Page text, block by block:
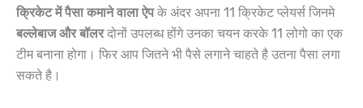
क्रिकेट में पैसा कमाने वाला ऐपके अंदर अपना 11 क्रिकेट प्लेयर्स जिनमे
बल्लेबाज और बॉलरदोनों उपलब्ध होंगे उनका चयन करके 11 लोगो का एक
टीम बनाना होगा। फिर आप जितने भी पैसे लगाने चाहते है उतना पैसा लगा
सकते है।